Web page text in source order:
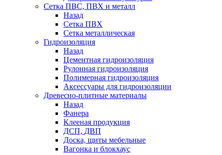
Сетка ПВС, ПВХ и металл
Назад
Сетка ПВХ
Сетка металлическая
Гидроизоляция
Назад
Цементная гидроизоляция
Рулонная гидроизоляция
Полимерная гидроизоляция
Аксессуары для гидроизоляции
Древесно-плитные материалы
Назад
Фанера
Клееная продукция
ДСП, ДВП
Доска, щиты мебельные
Вагонка и блокхаус